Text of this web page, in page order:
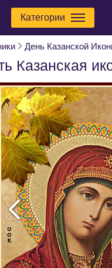
Категории
День Казанской
Казанская